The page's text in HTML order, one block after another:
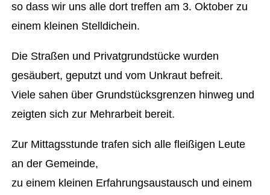
so dass wir uns alle dort treffen am 3. Oktober zu
einem kleinen Stelldichein.
Die Straßen und Privatgrundstücke wurden
gesäubert, geputzt und vom Unkraut befreit.
Viele sahen über Grundstücksgrenzen hinweg und
zeigten sich zur Mehrarbeit bereit.
Zur Mittagsstunde trafen sich alle fleißigen Leute
an der Gemeinde,
zu einem kleinen Erfahrungsaustausch und einem